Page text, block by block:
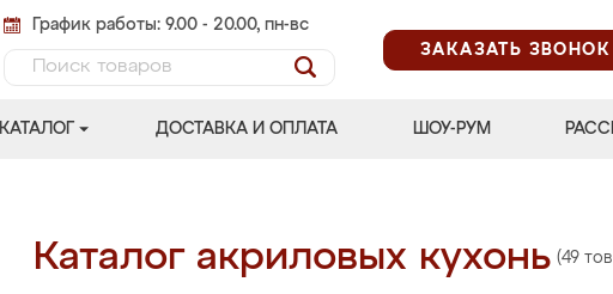
График работы: 9.00 - 20.00, пн-вс
ЗАКАЗАТЬ ЗВОНОК
КАТАЛОГ ДОСТАВКА И ОПЛАТА ШОУ-РУМ
Каталог акриловых кухонь (49